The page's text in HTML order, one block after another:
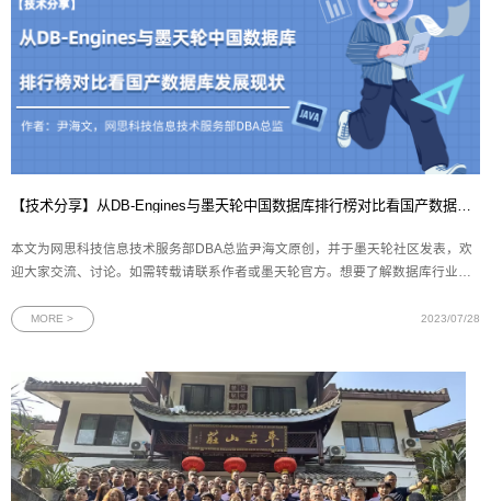
本文为网思科技信息技术服务部DBA总监尹海文原创，并于墨天轮社区发表，欢
迎大家交流、讨论。如需转载请联系作者或墨天轮官方。想要了解数据库行业的
在这方面，国际上广为人知的DB-Engines数据库流行度排行榜和国内的墨天轮中
MORE > 2023/07/28